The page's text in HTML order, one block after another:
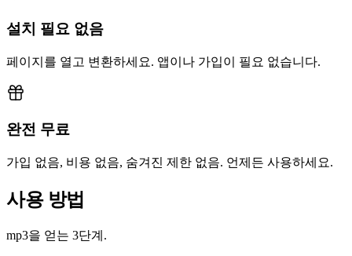
설치 필요 없음
페이지를 열고 변환하세요. 앱이나 가입이 필요 없습니다.
완전 무료
가입 없음, 비용 없음, 숨겨진 제한 없음. 언제든 사용하세요.
사용 방법
mp3을 얻는 3단계.